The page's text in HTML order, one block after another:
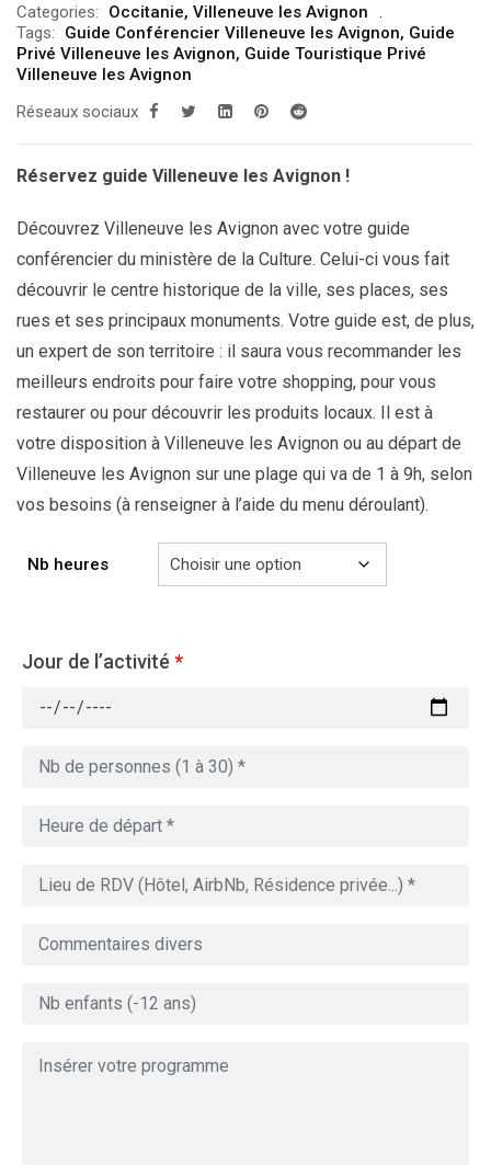
prix :
299.00€
809.00€
Categories: Occitanie, Villeneuve les Avignon
Tags:
Guide Conférencier Villeneuve les Avignon, Guide
Privé Villeneuve les Avignon, Guide Touristique Privé
Villeneuve les Avignon
Réseaux sociaux
Réservez guide Villeneuve les Avignon !
Découvrez Villeneuve les Avignon avec votre guide
conférencier du ministère de la Culture. Celui-ci vous fait
découvrir le centre historique de la ville, ses places, ses
rues et ses principaux monuments. Votre guide est, de plus,
un expert de son territoire : il saura vous recommander les
meilleurs endroits pour faire votre shopping, pour vous
restaurer ou pour découvrir les produits locaux. Il est à
votre disposition à Villeneuve les Avignon ou au départ de
Villeneuve les Avignon sur une plage qui va de 1 à 9h, selon
vos besoins (à renseigner à l’aide du menu déroulant).
Nb heures
Jour de l’activité *